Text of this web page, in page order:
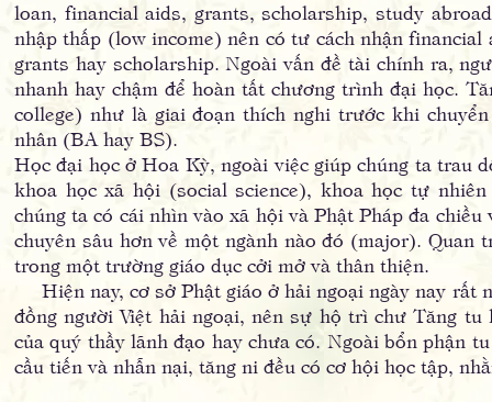
loan, financial aids, grants, scholarship, study
nhập thấp (low income) nên có tư cách nhận
grants hay scholarship. Ngoài vấn đề tài chính ra,
nhanh hay chậm để hoàn tất chương trình đại học.
college) như là giai đoạn thích nghi trước khi
nhân (BA hay BS).
Học đại học ở Hoa Kỳ, ngoài việc giúp chúng ta trau
khoa học xã hội (social science), khoa học tự
chúng ta có cái nhìn vào xã hội và Phật Pháp đa
chuyên sâu hơn về một ngành nào đó (major).
trong một trường giáo dục cởi mở và thân thiện.
Hiện nay, cơ sở Phật giáo ở hải ngoại ngày nay rất
đồng người Việt hải ngoại, nên sự hộ trì chư Tăng
của quý thầy lãnh đạo hay chưa có. Ngoài bổn phận
cầu tiến và nhẫn nại, tăng ni đều có cơ hội học tập,